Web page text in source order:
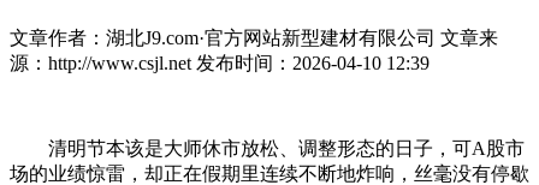
文章作者：湖北J9.com·官方网站新型建材有限公司 文章来
源：http://www.csjl.net 发布时间：2026-04-10 12:39
清明节本该是大师休市放松、调整形态的日子，可A股市
场的业绩惊雷，却正在假期里连续不断地炸响，丝毫没有停歇